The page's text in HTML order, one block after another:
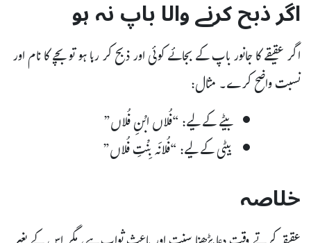
اگر ذبح کرنے والا باپ نہ ہو
اگر عقیقے کا جانور باپ کے بجائے کوئی اور ذبح کر رہا ہو تو بچے کا نام اور
نسبت واضح کرے۔ مثال:
بیٹے کے لیے: “فُلاں ابْنِ فُلاں”
بیٹی کے لیے: “فُلانَہ بِنْتِ فُلاں”
خلاصہ